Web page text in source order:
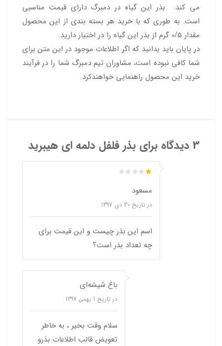
می کند. بذر این گیاه در دمبرگ دارای قیمت مناسبی
است. به طوری که با خرید هر بسته بندی از این محصول
مقدار 0/5 گرم از بذر این گیاه را در اختیار دارید.
در پایان باید بدانید که اگر اطلاعات موجود در این متن برای
شما کافی نبوده است، مشاوران تیم دمبرگ شما را در فرآیند
خرید این محصول راهنمایی خواهندکرد.
3 دیدگاه برای بذر فلفل دلمه ای هیبرید
مسعود
در تاریخ 30 دی 1397
اسم این بذر چیست و این قیمت برای
چه تعداد بذر است؟
باغ شیشه‌ای
در تاریخ 1 بهمن 1397
سلام وقت بخیر ، به خاطر
تعویض قالب اطلاعات بذرو